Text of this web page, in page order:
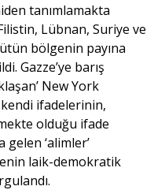
tanımlamakta
Lübnan, Suriye ve
bölgenin payına
Gazze’ye barış
New York
ifadelerinin,
olduğu ifade
‘alimler’
laik-demokratik